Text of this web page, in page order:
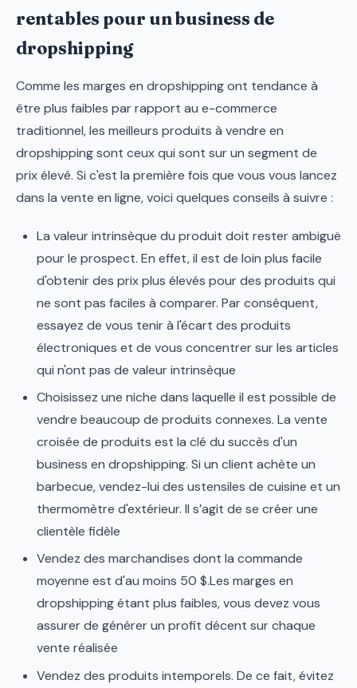
rentables pour un business de
dropshipping
Comme les marges en dropshipping ont tendance à
être plus faibles par rapport au e-commerce
traditionnel, les meilleurs produits à vendre en
dropshipping sont ceux qui sont sur un segment de
prix élevé. Si c'est la première fois que vous vous lancez
dans la vente en ligne, voici quelques conseils à suivre :
La valeur intrinsèque du produit doit rester ambiguë
pour le prospect. En effet, il est de loin plus facile
d'obtenir des prix plus élevés pour des produits qui
ne sont pas faciles à comparer. Par conséquent,
essayez de vous tenir à l'écart des produits
électroniques et de vous concentrer sur les articles
qui n'ont pas de valeur intrinsèque
Choisissez une niche dans laquelle il est possible de
vendre beaucoup de produits connexes. La vente
croisée de produits est la clé du succès d'un
business en dropshipping. Si un client achète un
barbecue, vendez-lui des ustensiles de cuisine et un
thermomètre d'extérieur. Il s’agit de se créer une
clientèle fidèle
Vendez des marchandises dont la commande
moyenne est d'au moins 50 $.Les marges en
dropshipping étant plus faibles, vous devez vous
assurer de générer un profit décent sur chaque
vente réalisée
Vendez des produits intemporels. De ce fait, évitez